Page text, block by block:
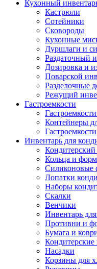
Кухонный
Кастрюли
Сотейники
Сковороды
Кухонные
Дуршлаги и
Раздаточный
Дозировка и
Поварской
Разделочные
Режущий
Гастроемкости
Контейнеры
Инвентарь для
Кондитерский
Кольца и
Силиконовые
Лопатки
Наборы
Скалки
Венчики
Инвентарь
Противни и
Бумага и
Насадки
Корзины для